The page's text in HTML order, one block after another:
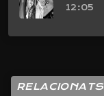
12:05
RELACIONATS